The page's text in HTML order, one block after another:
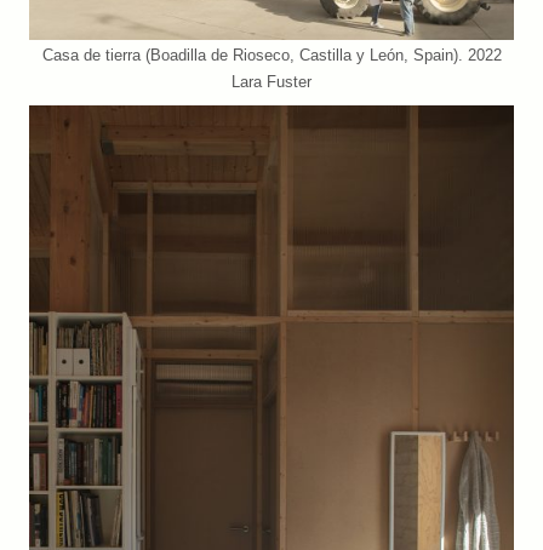
Casa de tierra (Boadilla de Rioseco, Castilla y León, Spain). 2022
Lara Fuster